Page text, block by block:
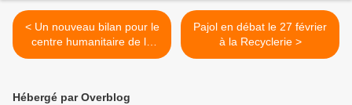
< Un nouveau bilan pour le
centre humanitaire de la
porte de La Chapelle
Pajol en débat le 27 février
à la Recyclerie >
Hébergé par Overblog